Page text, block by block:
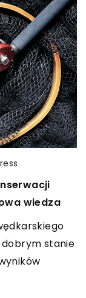
w
po
wiedza
stanie
Twojego
przewód dla
oraz